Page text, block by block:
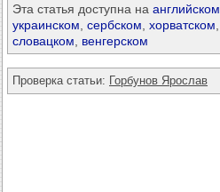
Эта статья доступна на английском
украинском сербском хорватском
словацком
венгерском
Проверка статьи: Горбунов Ярослав